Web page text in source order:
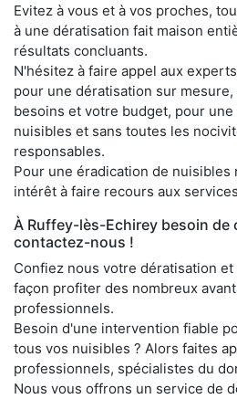
Evitez à vous et à vos proches,
à une dératisation fait maison
résultats concluants.
N'hésitez à faire appel aux
pour une dératisation sur
besoins et votre budget, pour
nuisibles et sans toutes les
responsables.
Pour une éradication de nuisibles
intérêt à faire recours aux
À Ruffey-lès-Echirey besoin de
contactez-nous !
Confiez nous votre dératisation
façon profiter des nombreux
professionnels.
Besoin d'une intervention fiable
tous vos nuisibles ? Alors faites
professionnels, spécialistes du
Nous vous offrons un service de